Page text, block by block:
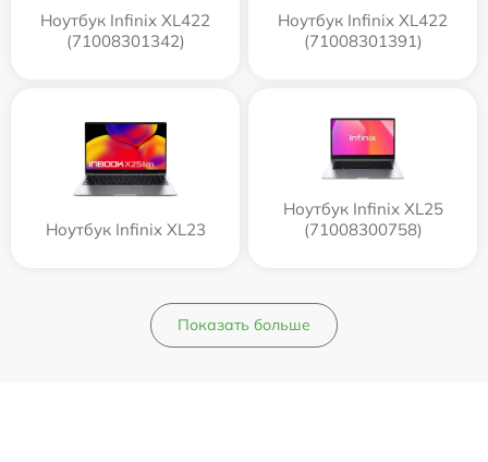
Ноутбук Infinix XL422
(71008301342)
Ноутбук Infinix XL422
(71008301391)
Ноутбук Infinix XL23
Ноутбук Infinix XL25
(71008300758)
Показать больше